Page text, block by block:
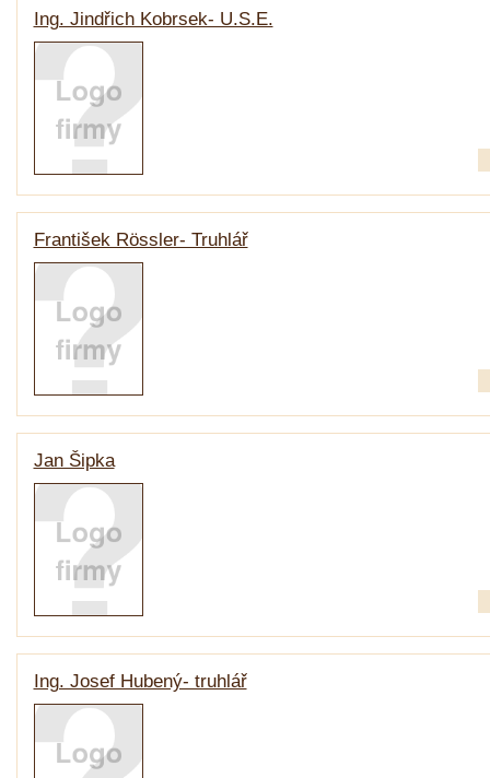
Ing. Jindřich Kobrsek- U.S.E.
František Rössler- Truhlář
Jan Šipka
Ing. Josef Hubený- truhlář